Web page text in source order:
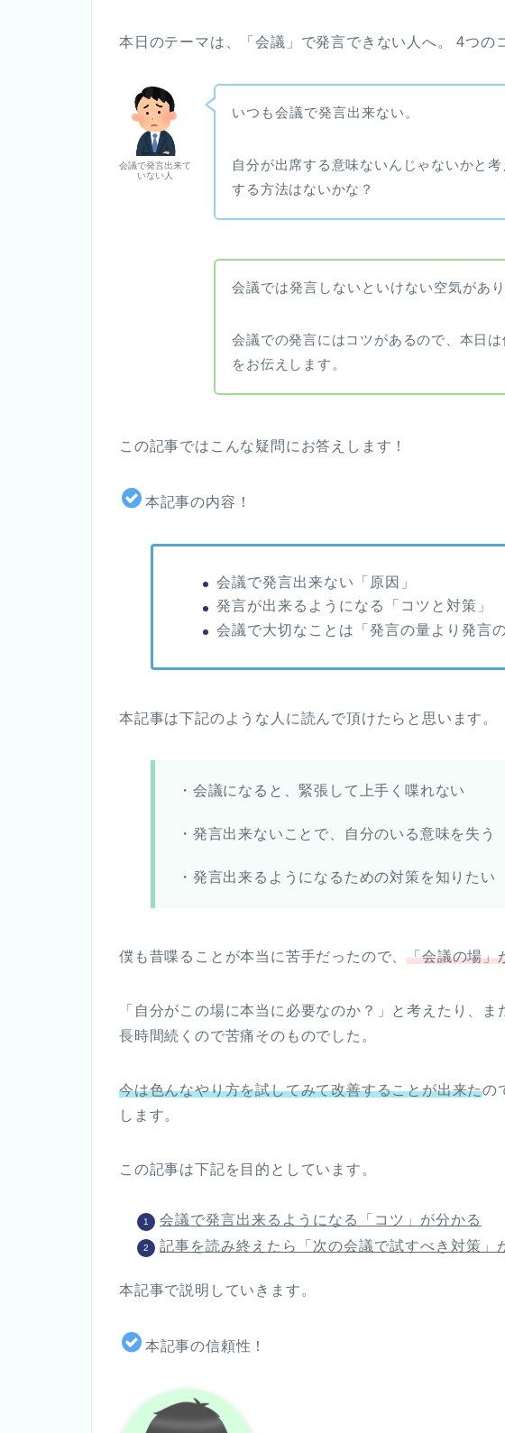
本日のテーマは、「会議」で発言できない人へ。 4つの
会議で発言出来て
いない人
いつも会議で発言出来ない。
自分が出席する意味ないんじゃないかと
する方法はないかな？
会議では発言しないといけない空気があり
会議での発言にはコツがあるので、本日
をお伝えします。
この記事ではこんな疑問にお答えします！
本記事の内容！
会議で発言出来ない「原因」
発言が出来るようになる「コツと対策」
会議で大切なことは「発言の量より発言の
本記事は下記のような人に読んで頂けたらと思います。
・会議になると、緊張して上手く喋れない
・発言出来ないことで、自分のいる意味を失う
・発言出来るようになるための対策を知りたい
僕も昔喋ることが本当に苦手だったので、「会議の場」
「自分がこの場に本当に必要なのか？」と考えたり、
長時間続くので苦痛そのものでした。
今は色んなやり方を試してみて改善することが出来たの
します。
この記事は下記を目的としています。
会議で発言出来るようになる「コツ」が分かる
記事を読み終えたら「次の会議で試すべき対策」
本記事で説明していきます。
本記事の信頼性！